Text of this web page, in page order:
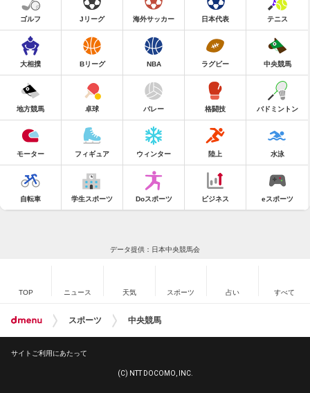
ゴルフ Jリーグ 海外サッカー 日本代表 テニス
大相撲 Bリーグ NBA ラグビー 中央競馬
地方競馬 卓球 バレー 格闘技 バドミントン
モーター フィギュア ウィンター 陸上 水泳
自転車 学生スポーツ Doスポーツ ビジネス eスポーツ
データ提供：日本中央競馬会
TOP ニュース 天気 スポーツ 占い すべて
スポーツ 中央競馬
サイトご利用にあたって
(C) NTT DOCOMO, INC.